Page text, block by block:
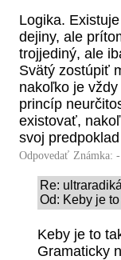
Logika.
dejiny, ale
trojjediný, ale
Svätý zostúpiť
nakoľko je
princíp
existovať,
svoj
Odpovedať Známka:
Re:
Od: Keby je
Keby je to
Gramaticky